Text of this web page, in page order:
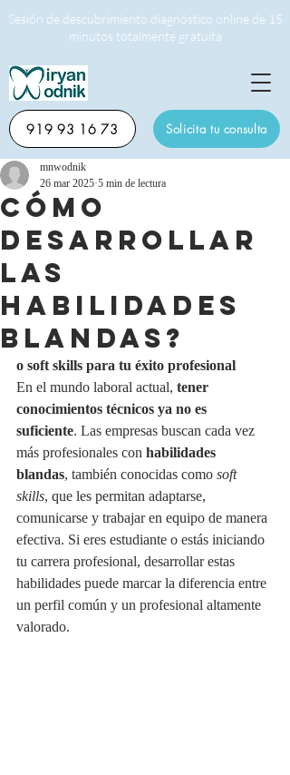
Solicita tu consulta
919 93 16 73
Sesión de descubrimiento diagnóstico online de 15
minutos totalmente gratuita
CÓMO
DESARROLLAR
LAS
HABILIDADES
BLANDAS?
mnwodnik
26 mar 2025 5 min de lectura
o soft skills para tu éxito profesional
En el mundo laboral actual, tener
conocimientos técnicos ya no es
suficiente. Las empresas buscan cada vez
más profesionales con habilidades
blandas, también conocidas como soft
skills, que les permitan adaptarse,
comunicarse y trabajar en equipo de manera
efectiva. Si eres estudiante o estás iniciando
tu carrera profesional, desarrollar estas
habilidades puede marcar la diferencia entre
un perfil común y un profesional altamente
valorado.